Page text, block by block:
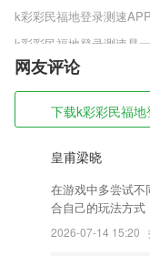
k彩彩民福地登录测速
k彩彩民福地登录测速是
以选一只可爱的小动物，
就可以释放强大的攻击，
分的有意思，很多主播
k彩彩民福地登录
1,房估师准题库每天都
2,多种阅读体验更完美，
3,小火车有两节，车头
网友评论
下载k彩彩民福
皇甫梁晓
在游戏中多尝试
合自己的玩法方式
2026-07-14 15:20